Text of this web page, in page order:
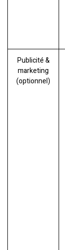
Publicité &
marketing
(optionnel)